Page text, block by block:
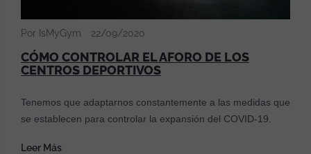
Por IsMyGym 22/09/2020
CÓMO CONTROLAR EL AFORO DE LOS
CENTROS DEPORTIVOS
Tenemos que adaptarnos constantemente a las medidas que
se establecen para controlar la expansión del COVID-19.
Leer Más